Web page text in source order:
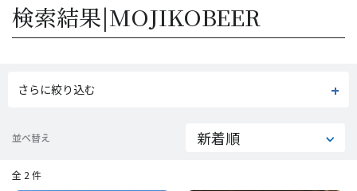
検索結果|MOJIKOBEER
さらに絞り込む
並べ替え
全 2 件